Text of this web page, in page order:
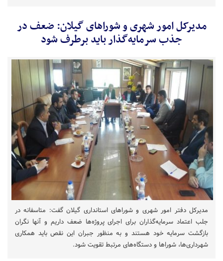
مدیرکل امور شهری و شوراهای گیلان: ضعف در
جذب سرمایه‌گذار باید برطرف شود
مدیرکل دفتر امور شهری و شوراهای استانداری گیلان گفت: متاسفانه در
جلب اعتماد سرمایه‌گذاران برای اجرای پروژه‌ها ضعف داریم و آنها نگران
بازگشت سرمایه خود هستند و به منظور جبران این نقص باید همکاری
شهرداری‌ها، شوراها و دستگاه‌های مرتبط تقویت شود.